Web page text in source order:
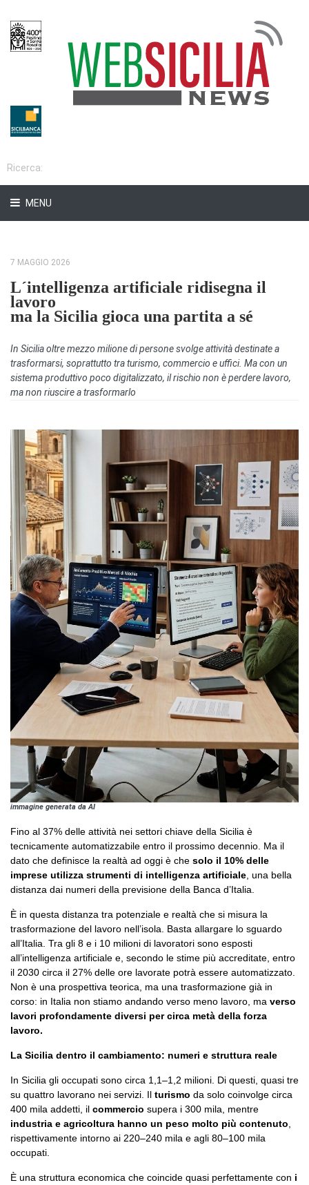
MENU
7 MAGGIO 2026
L´intelligenza artificiale ridisegna il
lavoro
ma la Sicilia gioca una partita a sé
In Sicilia oltre mezzo milione di persone svolge attività destinate a
trasformarsi, soprattutto tra turismo, commercio e uffici. Ma con un
sistema produttivo poco digitalizzato, il rischio non è perdere lavoro,
ma non riuscire a trasformarlo
immagine generata da AI
Fino al 37% delle attività nei settori chiave della Sicilia è
tecnicamente automatizzabile entro il prossimo decennio. Ma il
dato che definisce la realtà ad oggi è che solo il 10% delle
imprese utilizza strumenti di intelligenza artificiale , una bella
distanza dai numeri della previsione della Banca d’Italia.
È in questa distanza tra potenziale e realtà che si misura la
trasformazione del lavoro nell’isola. Basta allargare lo sguardo
all’Italia. Tra gli 8 e i 10 milioni di lavoratori sono esposti
all’intelligenza artificiale e, secondo le stime più accreditate, entro
il 2030 circa il 27% delle ore lavorate potrà essere automatizzato.
Non è una prospettiva teorica, ma una trasformazione già in
corso: in Italia non stiamo andando verso meno lavoro, ma verso
lavori profondamente diversi per circa metà della forza
lavoro.
La Sicilia dentro il cambiamento: numeri e struttura reale
In Sicilia gli occupati sono circa 1,1–1,2 milioni. Di questi, quasi tre
su quattro lavorano nei servizi. Il turismo da solo coinvolge circa
400 mila addetti, il commercio supera i 300 mila, mentre
industria e agricoltura hanno un peso molto più contenuto
rispettivamente intorno ai 220–240 mila e agli 80–100 mila
occupati.
È una struttura economica che coincide quasi perfettamente con i